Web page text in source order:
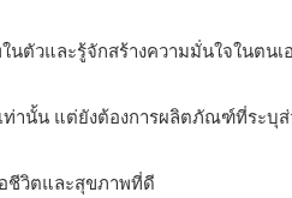
วและรู้จักสร้างความมั่นใจในตนเ
านั้น แต่ยังต้องการผลิตภัณฑ์ที่ระบุ
ชีวิตและสุขภาพที่ดี